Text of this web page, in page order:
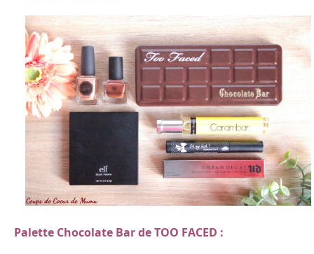
Palette Chocolate Bar de TOO FACED :